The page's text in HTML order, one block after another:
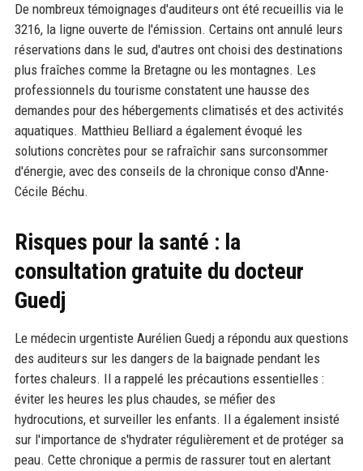
De nombreux témoignages d'auditeurs ont été recueillis via le
3216, la ligne ouverte de l'émission. Certains ont annulé leurs
réservations dans le sud, d'autres ont choisi des destinations
plus fraîches comme la Bretagne ou les montagnes. Les
professionnels du tourisme constatent une hausse des
demandes pour des hébergements climatisés et des activités
aquatiques. Matthieu Belliard a également évoqué les
solutions concrètes pour se rafraîchir sans surconsommer
d'énergie, avec des conseils de la chronique conso d'Anne-
Cécile Béchu.
Risques pour la santé : la
consultation gratuite du docteur
Guedj
Le médecin urgentiste Aurélien Guedj a répondu aux questions
des auditeurs sur les dangers de la baignade pendant les
fortes chaleurs. Il a rappelé les précautions essentielles :
éviter les heures les plus chaudes, se méfier des
hydrocutions, et surveiller les enfants. Il a également insisté
sur l'importance de s'hydrater régulièrement et de protéger sa
peau. Cette chronique a permis de rassurer tout en alertant